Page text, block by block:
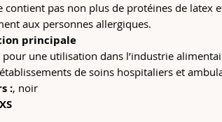
contient pas non plus de protéines de latex
aux personnes allergiques.
principale
pour une utilisation dans l’industrie
de soins hospitaliers et
:, noir